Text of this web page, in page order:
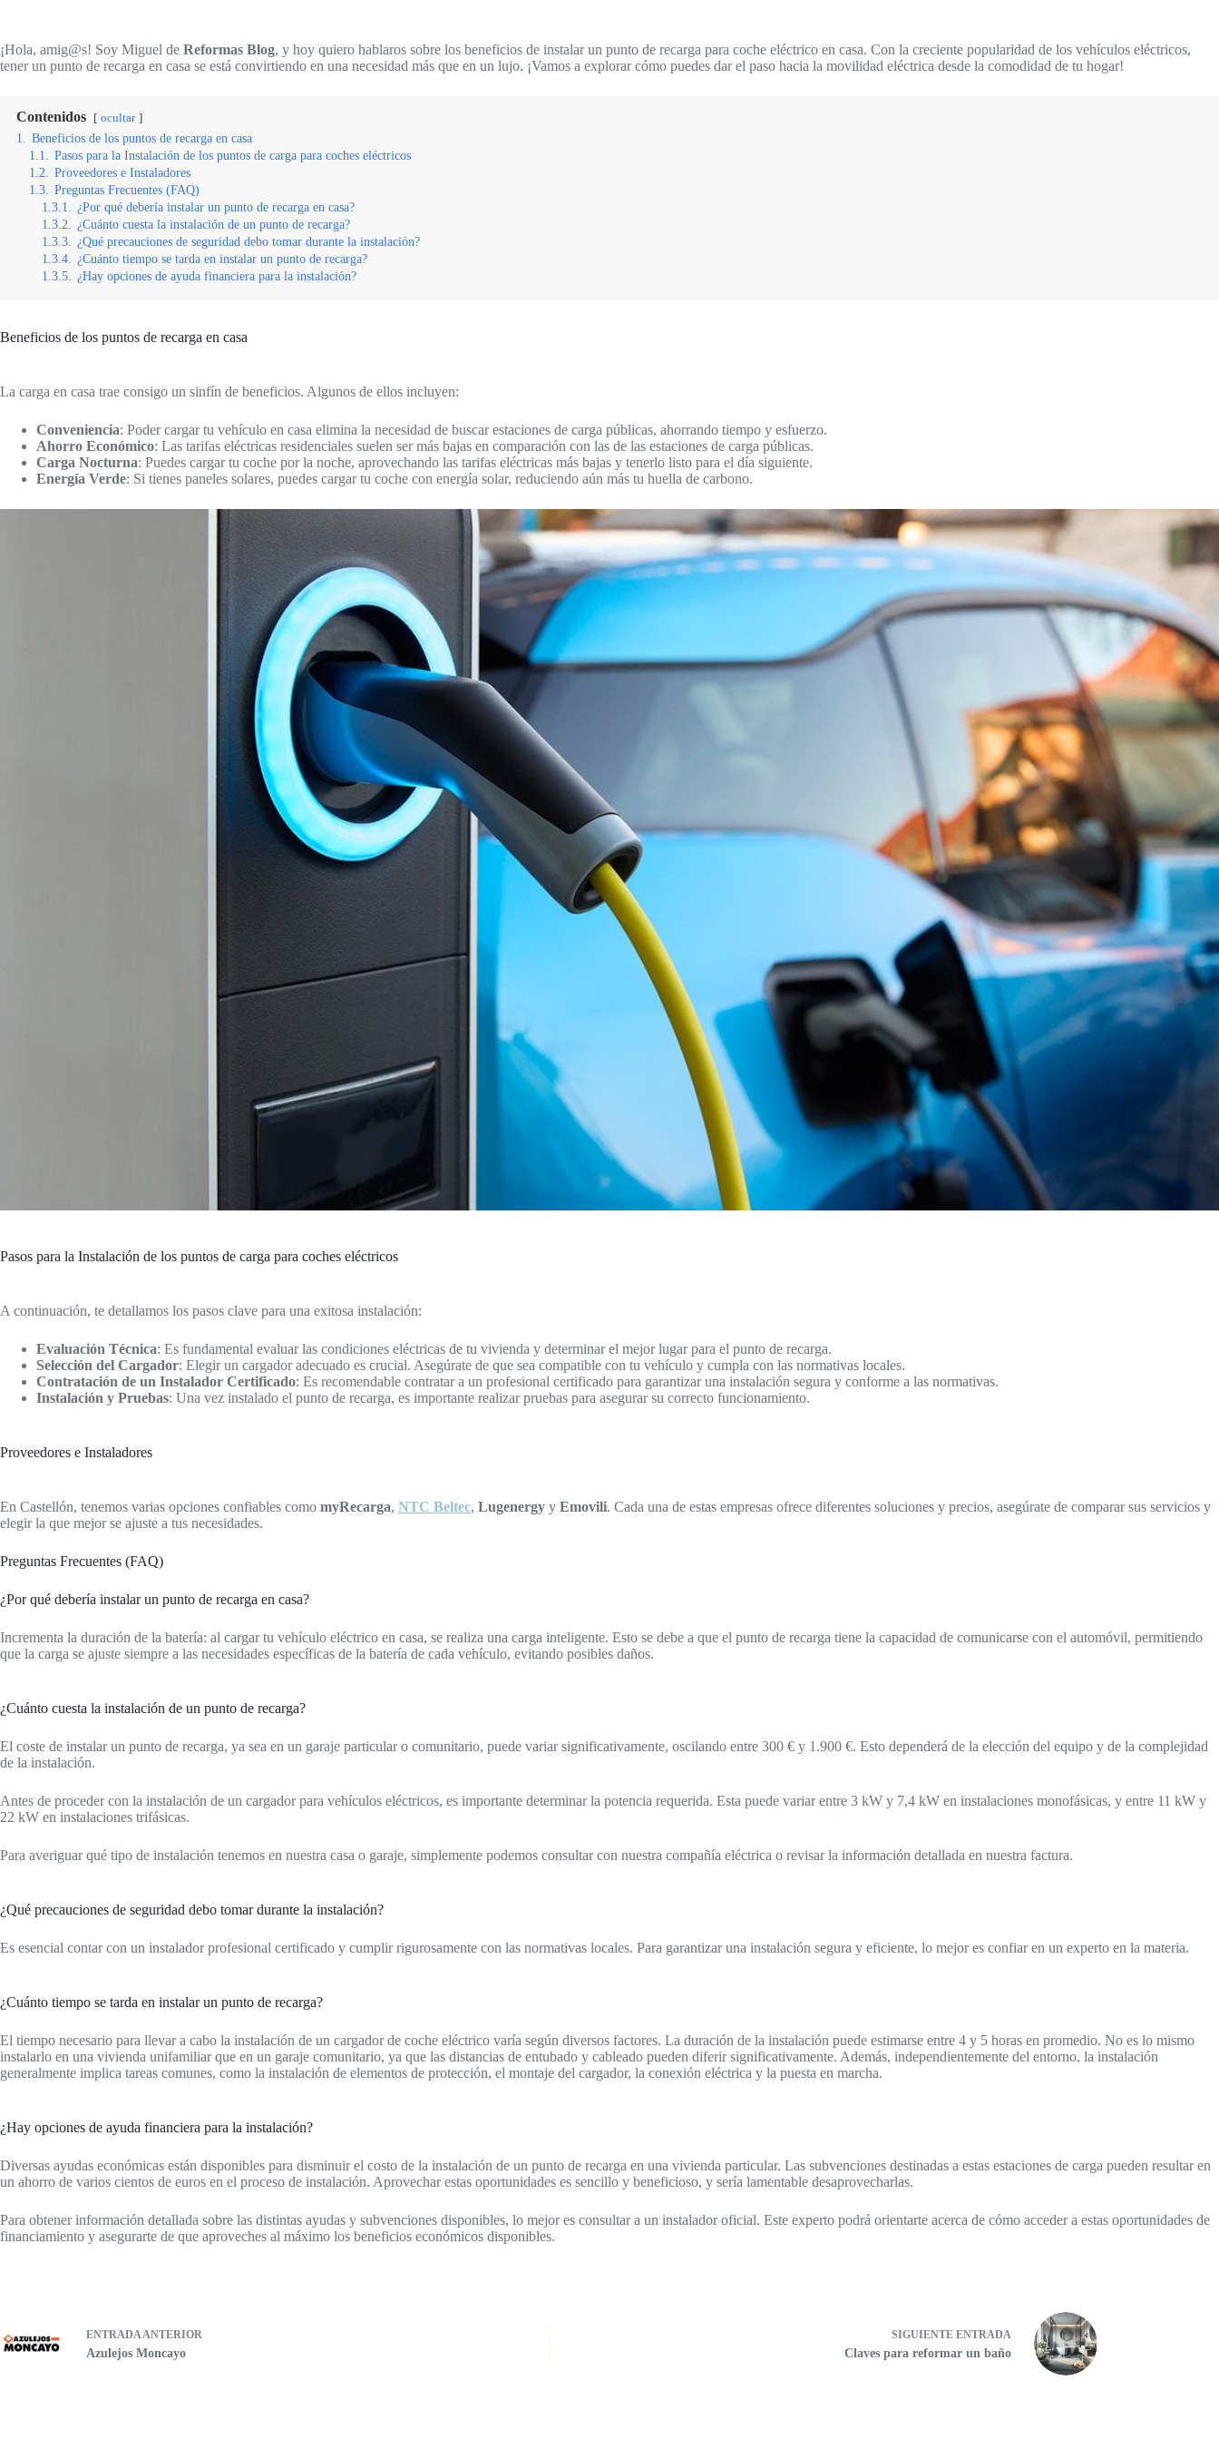
¡Hola, amig@s! Soy Miguel de Reformas Blog, y hoy quiero hablaros sobre los beneficios de instalar un punto de recarga para coche eléctrico en casa. Con la creciente popularidad de los vehículos eléctricos,
tener un punto de recarga en casa se está convirtiendo en una necesidad más que en un lujo. ¡Vamos a explorar cómo puedes dar el paso hacia la movilidad eléctrica desde la comodidad de tu hogar!
Contenidos ocultar
1.
Beneficios de los puntos de recarga en casa
1.1.
Pasos para la Instalación de los puntos de carga para coches eléctricos
1.2.
Proveedores e Instaladores
1.3.
Preguntas Frecuentes (FAQ)
1.3.1.
¿Por qué debería instalar un punto de recarga en casa?
1.3.2.
¿Cuánto cuesta la instalación de un punto de recarga?
1.3.3.
¿Qué precauciones de seguridad debo tomar durante la instalación?
1.3.4.
¿Cuánto tiempo se tarda en instalar un punto de recarga?
1.3.5.
¿Hay opciones de ayuda financiera para la instalación?
Beneficios de los puntos de recarga en casa
La carga en casa trae consigo un sinfín de beneficios. Algunos de ellos incluyen:
Conveniencia: Poder cargar tu vehículo en casa elimina la necesidad de buscar estaciones de carga públicas, ahorrando tiempo y esfuerzo.
Ahorro Económico: Las tarifas eléctricas residenciales suelen ser más bajas en comparación con las de las estaciones de carga públicas.
Carga Nocturna: Puedes cargar tu coche por la noche, aprovechando las tarifas eléctricas más bajas y tenerlo listo para el día siguiente.
Energía Verde: Si tienes paneles solares, puedes cargar tu coche con energía solar, reduciendo aún más tu huella de carbono.
Pasos para la Instalación de los puntos de carga para coches eléctricos
A continuación, te detallamos los pasos clave para una exitosa instalación:
Evaluación Técnica: Es fundamental evaluar las condiciones eléctricas de tu vivienda y determinar el mejor lugar para el punto de recarga.
Selección del Cargador: Elegir un cargador adecuado es crucial. Asegúrate de que sea compatible con tu vehículo y cumpla con las normativas locales.
Contratación de un Instalador Certificado: Es recomendable contratar a un profesional certificado para garantizar una instalación segura y conforme a las normativas.
Instalación y Pruebas: Una vez instalado el punto de recarga, es importante realizar pruebas para asegurar su correcto funcionamiento.
Proveedores e Instaladores
En Castellón, tenemos varias opciones confiables como myRecarga, NTC Beltec, Lugenergy y Emovili. Cada una de estas empresas ofrece diferentes soluciones y precios, asegúrate de comparar sus servicios y
elegir la que mejor se ajuste a tus necesidades.
Preguntas Frecuentes (FAQ)
¿Por qué debería instalar un punto de recarga en casa?
Incrementa la duración de la batería: al cargar tu vehículo eléctrico en casa, se realiza una carga inteligente. Esto se debe a que el punto de recarga tiene la capacidad de comunicarse con el automóvil, permitiendo
que la carga se ajuste siempre a las necesidades específicas de la batería de cada vehículo, evitando posibles daños.
¿Cuánto cuesta la instalación de un punto de recarga?
El coste de instalar un punto de recarga, ya sea en un garaje particular o comunitario, puede variar significativamente, oscilando entre 300 € y 1.900 €. Esto dependerá de la elección del equipo y de la complejidad
de la instalación.
Antes de proceder con la instalación de un cargador para vehículos eléctricos, es importante determinar la potencia requerida. Esta puede variar entre 3 kW y 7,4 kW en instalaciones monofásicas, y entre 11 kW y
22 kW en instalaciones trifásicas.
Para averiguar qué tipo de instalación tenemos en nuestra casa o garaje, simplemente podemos consultar con nuestra compañía eléctrica o revisar la información detallada en nuestra factura.
¿Qué precauciones de seguridad debo tomar durante la instalación?
Es esencial contar con un instalador profesional certificado y cumplir rigurosamente con las normativas locales. Para garantizar una instalación segura y eficiente, lo mejor es confiar en un experto en la materia.
¿Cuánto tiempo se tarda en instalar un punto de recarga?
El tiempo necesario para llevar a cabo la instalación de un cargador de coche eléctrico varía según diversos factores. La duración de la instalación puede estimarse entre 4 y 5 horas en promedio. No es lo mismo
instalarlo en una vivienda unifamiliar que en un garaje comunitario, ya que las distancias de entubado y cableado pueden diferir significativamente. Además, independientemente del entorno, la instalación
generalmente implica tareas comunes, como la instalación de elementos de protección, el montaje del cargador, la conexión eléctrica y la puesta en marcha.
¿Hay opciones de ayuda financiera para la instalación?
Diversas ayudas económicas están disponibles para disminuir el costo de la instalación de un punto de recarga en una vivienda particular. Las subvenciones destinadas a estas estaciones de carga pueden resultar en
un ahorro de varios cientos de euros en el proceso de instalación. Aprovechar estas oportunidades es sencillo y beneficioso, y sería lamentable desaprovecharlas.
Para obtener información detallada sobre las distintas ayudas y subvenciones disponibles, lo mejor es consultar a un instalador oficial. Este experto podrá orientarte acerca de cómo acceder a estas oportunidades de
financiamiento y asegurarte de que aproveches al máximo los beneficios económicos disponibles.
ENTRADAANTERIOR
Azulejos Moncayo
SIGUIENTE ENTRADA
Claves para reformar un baño